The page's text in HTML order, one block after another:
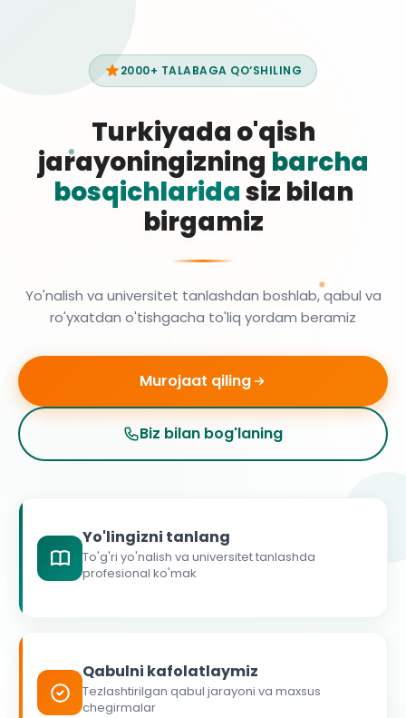
2000+ TALABAGA QO‘SHILING
Turkiyada o'qish
jarayoningizning barcha
bosqichlaridasiz bilan
birgamiz
Yo'nalish va universitet tanlashdan boshlab, qabul va
ro'yxatdan o'tishgacha to'liq yordam beramiz
Murojaat qiling
Biz bilan bog'laning
Yo'lingizni tanlang
To'g'ri yo'nalish va universitet tanlashda
profesional ko'mak
Qabulni kafolatlaymiz
Tezlashtirilgan qabul jarayoni va maxsus
chegirmalar